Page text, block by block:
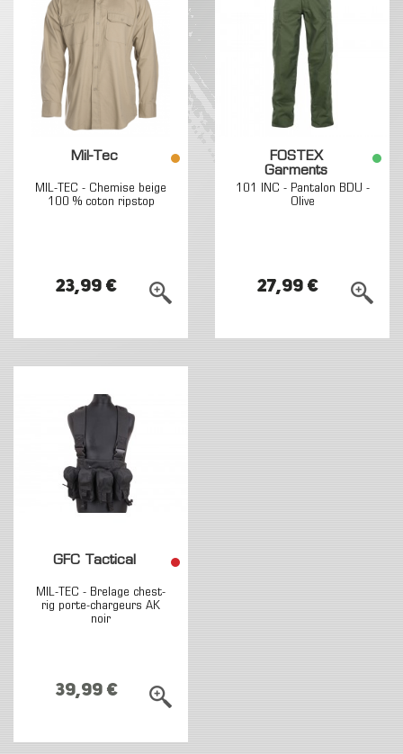
Mil-Tec
MIL-TEC - Chemise beige
100 % coton ripstop
23,99 €
FOSTEX
Garments
101 INC - Pantalon BDU -
Olive
27,99 €
GFC Tactical
MIL-TEC - Brelage chest-
rig porte-chargeurs AK
noir
39,99 €